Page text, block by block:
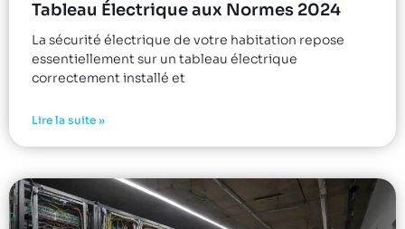
Tableau Électrique aux Normes 2024
La sécurité électrique de votre habitation repose
essentiellement sur un tableau électrique
correctement installé et
Lire la suite »